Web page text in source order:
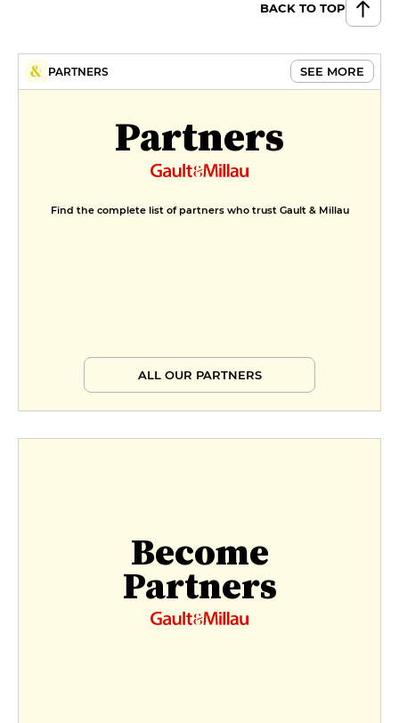
BACK TO TOP
PARTNERS SEE MORE
Partners
Find the complete list of partners who trust Gault & Millau
ALL OUR PARTNERS
Become
Partners